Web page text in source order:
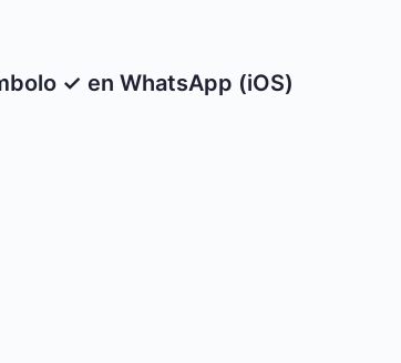
✓ en WhatsApp (iOS)